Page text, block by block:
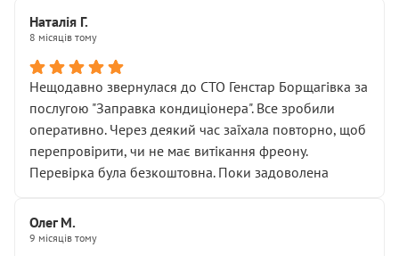
Наталія Г.
8 місяців тому
Нещодавно звернулася до СТО Генстар Борщагівка за
послугою "Заправка кондиціонера". Все зробили
оперативно. Через деякий час заїхала повторно, щоб
перепровірити, чи не має витікання фреону.
Перевірка була безкоштовна. Поки задоволена
Олег М.
9 місяців тому